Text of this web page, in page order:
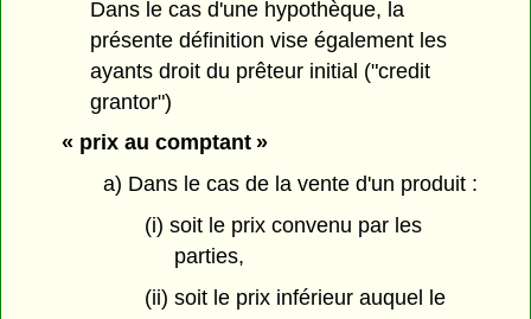
Dans le cas d'une hypothèque, la
présente définition vise également les
ayants droit du prêteur initial ("credit
grantor")
« prix au comptant »
a) Dans le cas de la vente d'un produit :
(i) soit le prix convenu par les
parties,
(ii) soit le prix inférieur auquel le